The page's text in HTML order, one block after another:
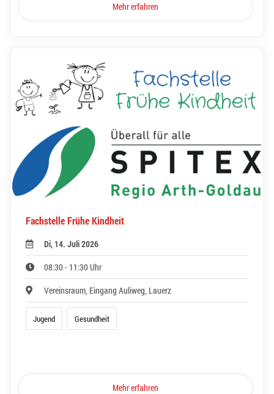
Mehr erfahren
Fachstelle Frühe Kindheit
Di, 14. Juli 2026
08:30 - 11:30 Uhr
Vereinsraum, Eingang Auliweg, Lauerz
Jugend Gesundheit
Mehr erfahren